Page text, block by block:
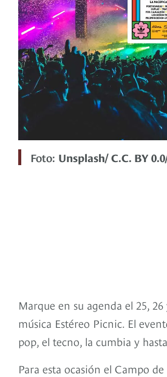
Foto: Unsplash/ C.C. BY
Marque en su agenda el 25,
música Estéreo Picnic. El
pop, el tecno, la cumbia y
Para esta ocasión el Campo